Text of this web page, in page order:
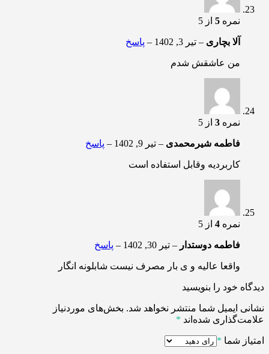
نمره 5 از 5
آلا بچاری – تیر 3, 1402 – پاسخ
من عاشقش شدم
نمره 3 از 5
فاطمه شیرمحمدی – تیر 9, 1402 – پاسخ
کاربردیه وقابل استفاده است
نمره 4 از 5
فاطمه دوستدار – تیر 30, 1402 – پاسخ
واقعا عالیه و ی بار مصرف نیست شابلونه انگار
دیدگاه خود را بنویسید
نشانی ایمیل شما منتشر نخواهد شد. بخش‌های موردنیاز
علامت‌گذاری شده‌اند *
امتیاز شما *